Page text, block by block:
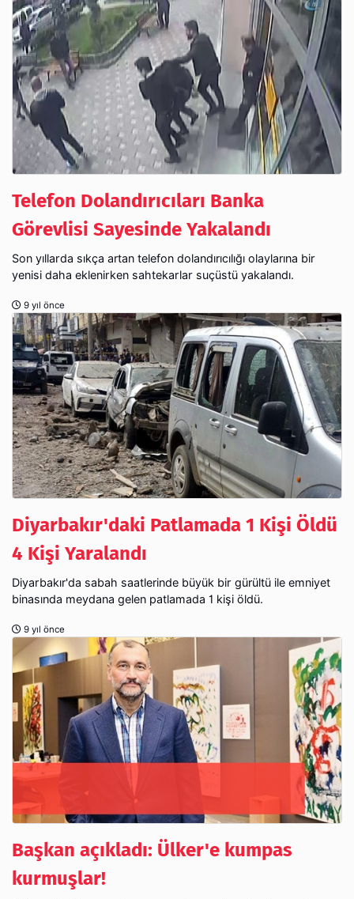
Telefon Dolandırıcıları Banka
Görevlisi Sayesinde Yakalandı
Son yıllarda sıkça artan telefon dolandırıcılığı olaylarına bir
yenisi daha eklenirken sahtekarlar suçüstü yakalandı.
9 yıl önce
Diyarbakır'daki Patlamada 1 Kişi Öldü
4 Kişi Yaralandı
Diyarbakır'da sabah saatlerinde büyük bir gürültü ile emniyet
binasında meydana gelen patlamada 1 kişi öldü.
9 yıl önce
Başkan açıkladı: Ülker'e kumpas
kurmuşlar!